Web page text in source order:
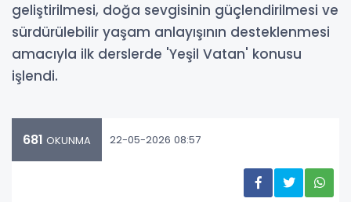
geliştirilmesi, doğa sevgisinin güçlendirilmesi ve
sürdürülebilir yaşam anlayışının desteklenmesi
amacıyla ilk derslerde 'Yeşil Vatan' konusu
işlendi.
681 OKUNMA 22-05-2026 08:57